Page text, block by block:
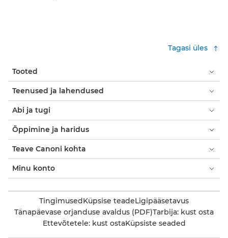
Tagasi üles
Tooted
Teenused ja lahendused
Abi ja tugi
Õppimine ja haridus
Teave Canoni kohta
Minu konto
TingimusedKüpsise teadeLigipääsetavus
Tänapäevase orjanduse avaldus (PDF)Tarbija: kust osta
Ettevõtetele: kust ostaKüpsiste seaded